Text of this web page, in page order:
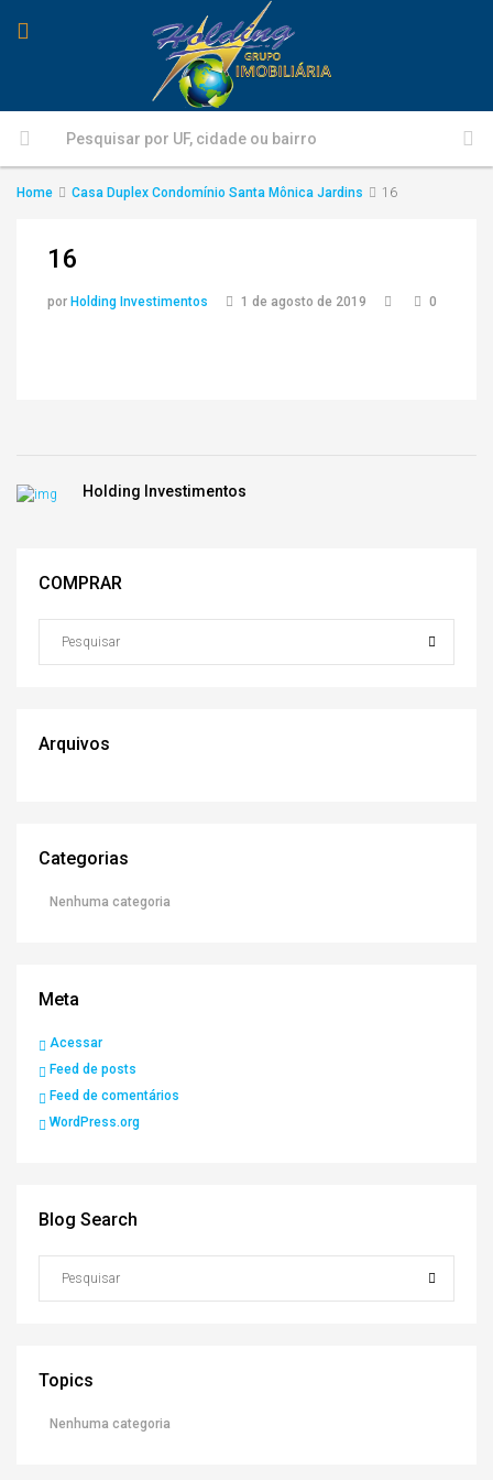
Home Casa Duplex Condomínio Santa Mônica Jardins 16
16
por Holding Investimentos 1 de agosto de 2019 0
Holding Investimentos
COMPRAR
Arquivos
Categorias
Nenhuma categoria
Meta
Acessar
Feed de posts
Feed de comentários
WordPress.org
Blog Search
Topics
Nenhuma categoria